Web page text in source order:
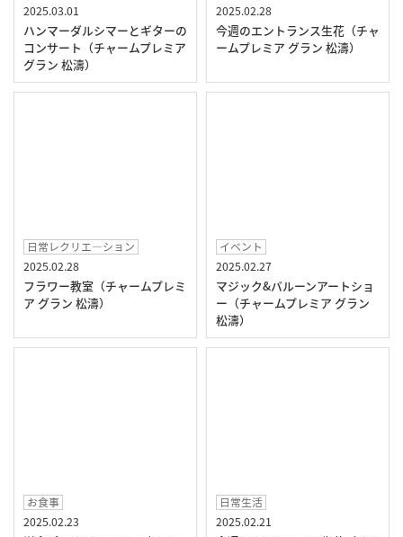
2025.03.01
ハンマーダルシマーとギターの
コンサート（チャームプレミア
グラン 松濤）
2025.02.28
今週のエントランス生花（チャ
ームプレミア グラン 松濤）
日常レクリエ―ション
2025.02.28
フラワー教室（チャームプレミ
ア グラン 松濤）
イベント
2025.02.27
マジック&バルーンアートショ
ー（チャームプレミア グラン
松濤）
お食事
2025.02.23
日常生活
2025.02.21